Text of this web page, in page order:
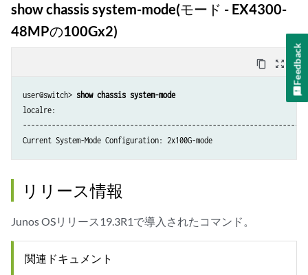
show chassis system-mode(モード - EX4300-
48MPの100Gx2)
content_copy zoom_out_map
user@switch> show chassis system-mode
localre:
Current System-Mode Configuration: 2x100G-mode
リリース情報
Junos OSリリース19.3R1で導入されたコマンド。
関連ドキュメント
Feedback